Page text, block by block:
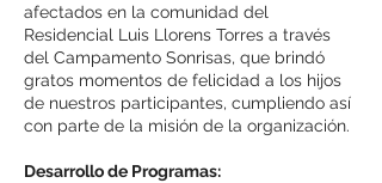
afectados en la comunidad del
Residencial Luis Llorens Torres a través
del Campamento Sonrisas, que brindó
gratos momentos de felicidad a los hijos
de nuestros participantes, cumpliendo así
con parte de la misión de la organización.
Desarrollo de Programas: